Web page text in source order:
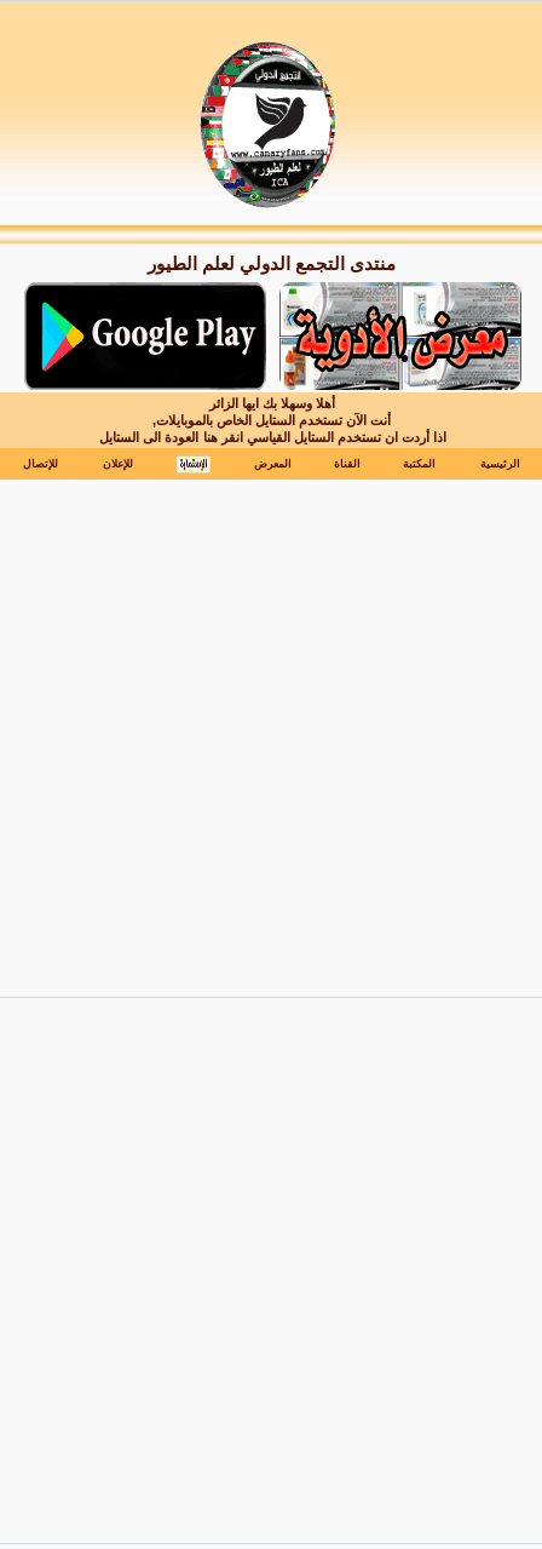
منتدى التجمع الدولي لعلم الطيور
أهلا وسهلا بك ايها الزائر
أنت الآن تستخدم الستايل الخاص بالموبايلات,
اذا أردت ان تستخدم الستايل القياسي انقر هنا العودة الى الستايل
الرئيسية المكتبة القناة المعرض للإعلان للإتصال